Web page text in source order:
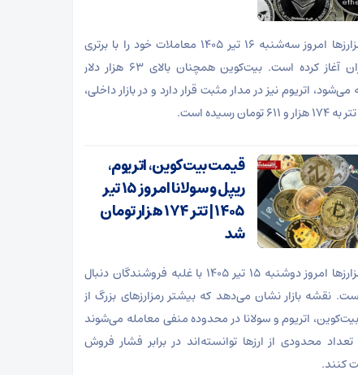
بازار رمزارزها امروز سه‌شنبه ۱۶ تیر ۱۴۰۵ معاملات خود را با برتری
خریداران آغاز کرده است. بیت‌کوین همچنان بالای ۶۳ هزار دلار
می‌شود، اتریوم نیز در مدار مثبت قرار دارد و در بازار داخلی،
تومان رسیده است.
قیمت بیت‌کوین، اتریوم،
ریپل و سولانا امروز ۱۵ تیر
۱۴۰۵ | تتر ۱۷۴ هزار تومان
شد
بازار رمزارزها امروز دوشنبه ۱۵ تیر ۱۴۰۵ با غلبه فروشندگان دنبال
نقشه بازار نشان می‌دهد که بیشتر رمزارزهای بزرگ از
اتریوم و سولانا در محدوده منفی معامله می‌شوند
تعداد محدودی از ارزها توانسته‌اند در برابر فشار فروش
کنند.